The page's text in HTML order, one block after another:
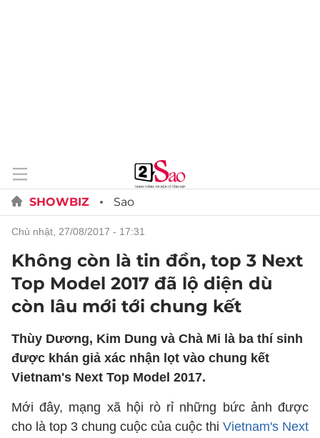
SHOWBIZ Sao
chủ nhật, 27/08/2017 - 17:31
Không còn là tin đồn, top 3 Next
Top Model 2017 đã lộ diện dù
còn lâu mới tới chung kết
Thùy Dương, Kim Dung và Chà Mi là ba thí sinh
được khán giả xác nhận lọt vào chung kết
Vietnam's Next Top Model 2017.
Mới đây, mạng xã hội rò rỉ những bức ảnh được
cho là top 3 chung cuộc của cuộc thi Vietnam's Next